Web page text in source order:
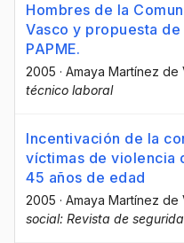
Hombres de la
Vasco y propuesta
PAPME.
2005 · Amaya Martínez
técnico laboral
Incentivación de la
víctimas de violencia
45 años de edad
2005 · Amaya Martínez
social: Revista de